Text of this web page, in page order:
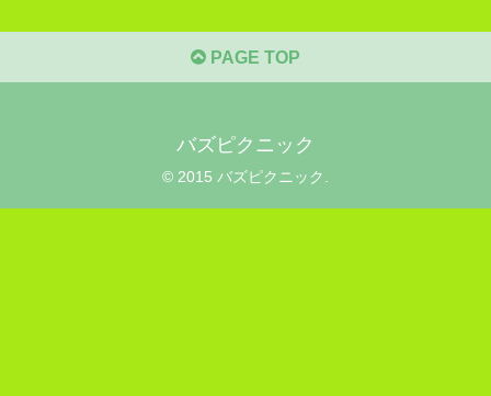
PAGE TOP
バズピクニック
© 2015 バズピクニック.